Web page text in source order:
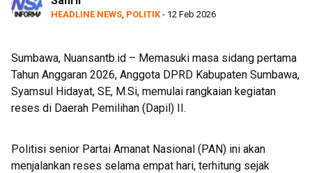
HEADLINE NEWS POLITIK - 12 Feb 2026
Sumbawa, Nuansantb.id – Memasuki masa sidang pertama
Tahun Anggaran 2026, Anggota DPRD Kabupaten Sumbawa,
Syamsul Hidayat, SE, M.Si, memulai rangkaian kegiatan
reses di Daerah Pemilihan (Dapil) II.
Politisi senior Partai Amanat Nasional (PAN) ini akan
menjalankan reses selama empat hari, terhitung sejak